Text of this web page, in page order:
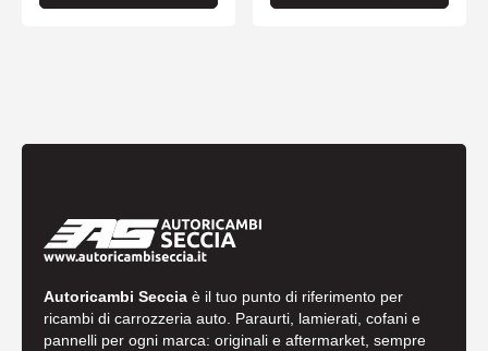
Autoricambi Seccia è il tuo punto di riferimento per
ricambi di carrozzeria auto. Paraurti, lamierati, cofani e
pannelli per ogni marca: originali e aftermarket, sempre